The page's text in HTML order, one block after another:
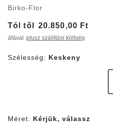
Birko-Flor
Tól től
Price: 20.850,00 Ft
áfával plusz szállítási költség
Szélesség: Keskeny
Méret: Kérjük, válassz